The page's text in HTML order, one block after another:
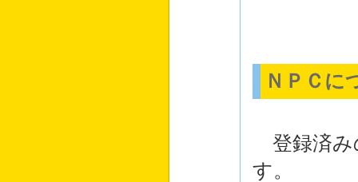
ＮＰＣに
登録済み
す。